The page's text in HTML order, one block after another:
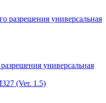
универсальная